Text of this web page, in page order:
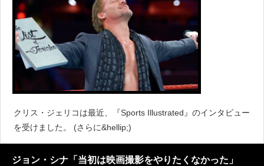
クリス・ジェリコは最近、『Sports Illustrated』のインタビュー
を受けました。 (さらに&hellip;)
ジョン・シナ「当初は映画撮影をやりたくなかった」